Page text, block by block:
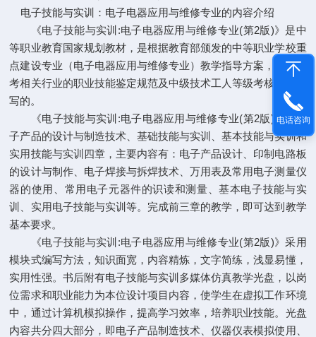
电子技能与实训：电子电器应用与维修专业的内容介绍
《电子技能与实训:电子电器应用与维修专业(第2版)》是中
等职业教育国家规划教材，是根据教育部颁发的中等职业学校重
点建设专业（电子电器应用与维修专业）教学指导方案，同时参
考相关行业的职业技能鉴定规范及中级技术工人等级考核标准编
写的。
《电子技能与实训:电子电器应用与维修专业(第2版)》分电
子产品的设计与制造技术、基础技能与实训、基本技能与实训和
实用技能与实训四章，主要内容有：电子产品设计、印制电路板
的设计与制作、电子焊接与拆焊技术、万用表及常用电子测量仪
器的使用、常用电子元器件的识读和测量、基本电子技能与实
训、实用电子技能与实训等。完成前三章的教学，即可达到教学
基本要求。
《电子技能与实训:电子电器应用与维修专业(第2版)》采用
模块式编写方法，知识面宽，内容精炼，文字简练，浅显易懂，
实用性强。书后附有电子技能与实训多媒体仿真教学光盘，以岗
位需求和职业能力为本位设计项目内容，使学生在虚拟工作环境
中，通过计算机模拟操作，提高学习效率，培养职业技能。光盘
内容共分四大部分，即电子产品制造技术、仪器仪表模拟使用、
电话咨询